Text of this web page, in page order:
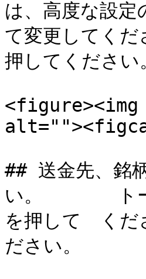
は、高度な設
て変更してく
押してください
<figure><img
## 送金先、銘
い。　　　　
を押して　く
ださい。